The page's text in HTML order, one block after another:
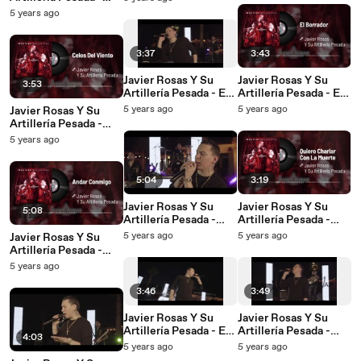
Quiero Charlar Con La
LETRA)
5 years ago
3:53
Javier Rosas Y Su
Artillería Pesada -
Celos Del Viento (En
5 years ago
5:08
Javier Rosas Y Su
Artillería Pesada -
Andar Conmigo
5 years ago
4:03
3:37
Javier Rosas Y Su
Artillería Pesada - El
Borrador (En Vivo)
5 years ago
5:04
Javier Rosas Y Su
Artillería Pesada -
Andar Conmigo (En
5 years ago
3:46
Javier Rosas Y Su
Artillería Pesada - El
Amigo (En Vivo)
5 years ago
3:43
Javier Rosas Y Su
Artillería Pesada - El
Borrador (En Vivo /
5 years ago
3:19
Javier Rosas Y Su
Artillería Pesada -
Quiero Charlar Con La
Audio)
5 years ago
3:49
Javier Rosas Y Su
Artillería Pesada -
Celos Del Viento (En
5 years ago